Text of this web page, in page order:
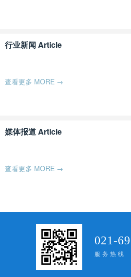
行业新闻 Article
查看更多 MORE →
媒体报道 Article
查看更多 MORE →
021-
服务热线